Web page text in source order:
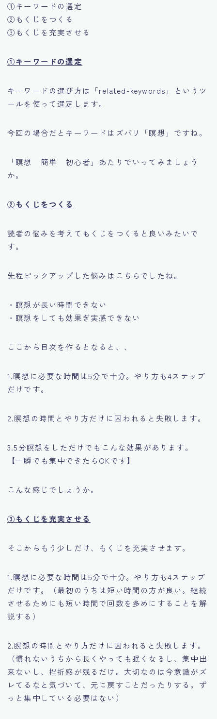
①キーワードの選定
②もくじをつくる
③もくじを充実させる
①キーワードの選定
キーワードの選び方は「related-keywords」というツ
ールを使って選定します。
今回の場合だとキーワードはズバリ「瞑想」ですね。
「瞑想 簡単 初心者」あたりでいってみましょう
か。
②もくじをつくる
読者の悩みを考えてもくじをつくると良いみたいで
す。
先程ピックアップした悩みはこちらでしたね。
・瞑想が長い時間できない
・瞑想をしても効果ぎ実感できない
ここから目次を作るとなると、、
1.瞑想に必要な時間は5分で十分。やり方も4ステップ
だけです。
2.瞑想の時間とやり方だけに囚われると失敗します。
3.5分瞑想をしただけでもこんな効果があります。
【一瞬でも集中できたらOKです】
こんな感じでしょうか。
③もくじを充実させる
そこからもう少しだけ、もくじを充実させます。
1.瞑想に必要な時間は5分で十分。やり方も4ステップ
だけです。（最初のうちは短い時間の方が良い。継続
させるためにも短い時間で回数を多めにすることを解
説する）
2.瞑想の時間とやり方だけに囚われると失敗します。
（慣れないうちから長くやっても眠くなるし、集中出
来ないし、挫折感が残るだけ。大切なのは今意識がズ
レてるなと気づいて、元に戻すことだったりする。ず
っと集中している必要はない）